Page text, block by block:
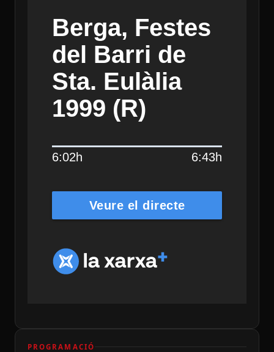
Berga, Festes
del Barri de
Sta. Eulàlia
1999 (R)
6:02h 6:43h
Veure el directe
PROGRAMACIÓ